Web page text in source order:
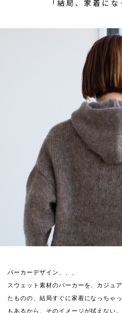
「結局、家着にな
パーカーデザイン、、、
スウェット素材のパーカーを、カジュ
たものの、結局すぐに家着になっちゃ
もあるから、そのイメージが拭えない。